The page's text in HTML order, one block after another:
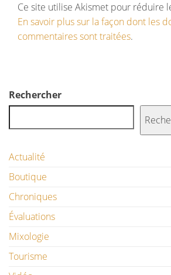
Ce site utilise Akismet pour réduire
En savoir plus sur la façon dont les
commentaires sont traitées.
Rechercher
Actualité
Boutique
Chroniques
Évaluations
Mixologie
Tourisme